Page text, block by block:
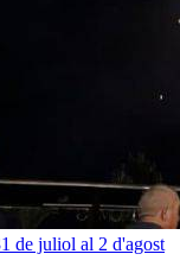
de juliol al 2 d'agost